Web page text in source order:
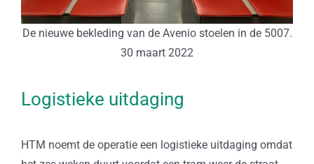
De nieuwe bekleding van de Avenio stoelen in de 5007.
30 maart 2022
Logistieke uitdaging
HTM noemt de operatie een logistieke uitdaging omdat